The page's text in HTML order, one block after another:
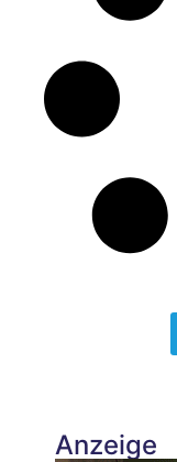
Anzeige